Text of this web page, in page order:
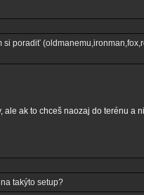
poradiť
ak to chceš naozaj do terénu a
takýto setup?